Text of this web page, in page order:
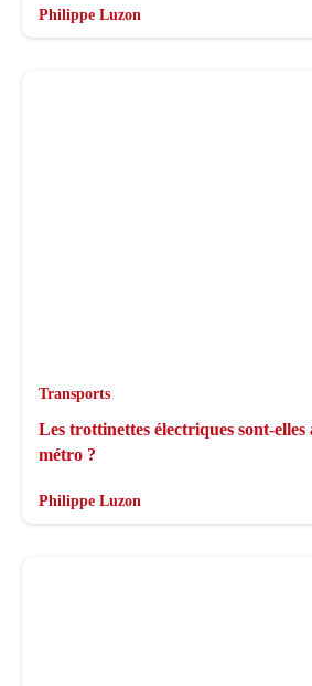
Philippe Luzon
Transports
Les trottinettes électriques sont-elles
métro ?
Philippe Luzon